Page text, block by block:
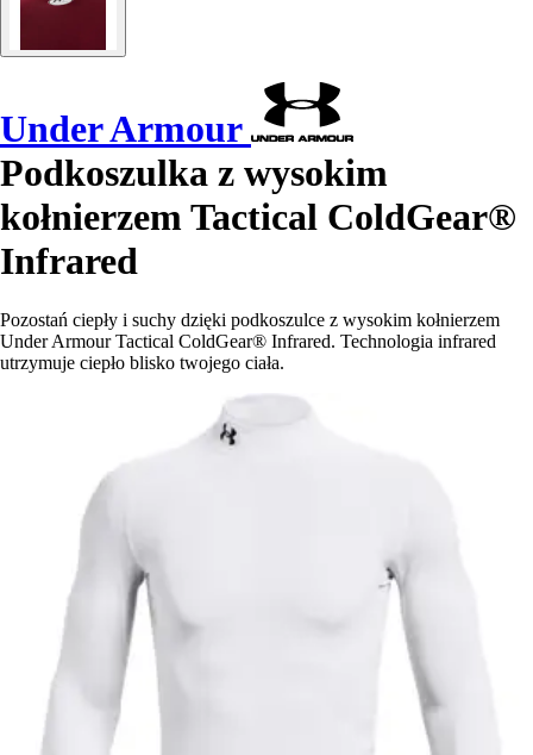
Under Armour
Podkoszulka z wysokim
kołnierzem Tactical ColdGear®
Infrared
Pozostań ciepły i suchy dzięki podkoszulce z wysokim kołnierzem
Under Armour Tactical ColdGear® Infrared. Technologia infrared
utrzymuje ciepło blisko twojego ciała.